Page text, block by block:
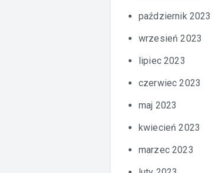
październik 2023
wrzesień 2023
lipiec 2023
czerwiec 2023
maj 2023
kwiecień 2023
marzec 2023